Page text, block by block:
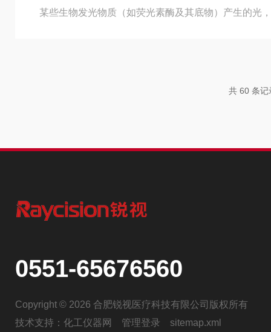
某些生物发光物质（如荧光素酶及其底物）产生的光
通过将荧光素酶基因导入肿瘤细胞，并使用相应的底
共 60 条
0551-65676560
Copyright © 2026 合肥锐视医疗科技有限公司版权所有
技术支持： 化工仪器网 管理登录
sitemap.xml